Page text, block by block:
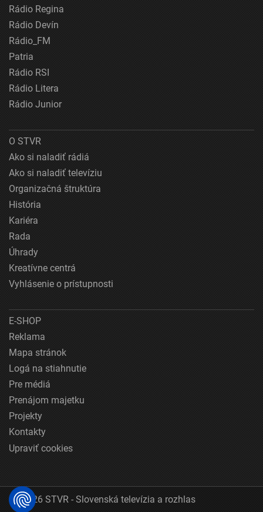
Rádio Regina
Rádio Devín
Rádio_FM
Patria
Rádio RSI
Rádio Litera
Rádio Junior
O STVR
Ako si naladiť rádiá
Ako si naladiť televíziu
Organizačná štruktúra
História
Kariéra
Rada
Úhrady
Kreatívne centrá
Vyhlásenie o prístupnosti
E-SHOP
Reklama
Mapa stránok
Logá na stiahnutie
Pre médiá
Prenájom majetku
Projekty
Kontakty
Upraviť cookies
© 2026 STVR - Slovenská televízia a rozhlas